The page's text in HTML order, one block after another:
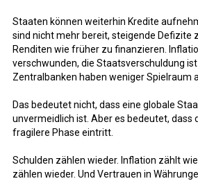
Staaten können weiterhin Kredite
sind nicht mehr bereit, steigende Defizite
Renditen wie früher zu finanzieren.
verschwunden, die Staatsverschuldung ist
Zentralbanken haben weniger Spielraum
Das bedeutet nicht, dass eine globale
unvermeidlich ist. Aber es bedeutet, dass
fragilere Phase eintritt.
Schulden zählen wieder. Inflation zählt
zählen wieder. Und Vertrauen in